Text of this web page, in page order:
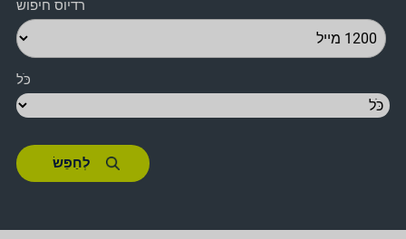
רדיוס חיפוש
כֹּל